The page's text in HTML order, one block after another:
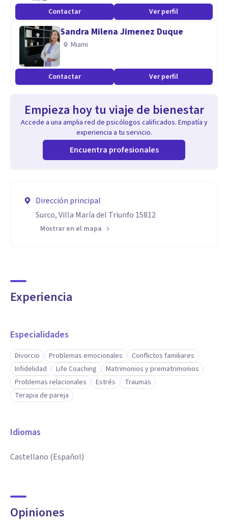
Contactar Ver perfil
Sandra Milena Jimenez Duque
Miami
Contactar Ver perfil
Empieza hoy tu viaje de bienestar
Accede a una amplia red de psicólogos calificados. Empatía y
experiencia a tu servicio.
Encuentra profesionales
Dirección principal
Surco, Villa María del Triunfo 15812
Mostrar en el mapa
Experiencia
Especialidades
Divorcio Problemas emocionales
Conflictos familiares
Infidelidad
Life Coaching
Matrimonios y prematrimonios
Problemas relacionales
Estrés
Traumas
Terapia de pareja
Idiomas
Castellano (Español)
Opiniones